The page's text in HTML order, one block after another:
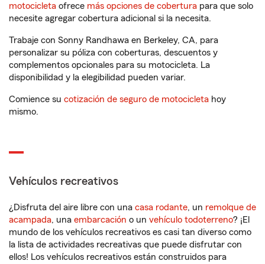
motocicleta ofrece más opciones de cobertura para que solo
necesite agregar cobertura adicional si la necesita.
Trabaje con Sonny Randhawa en Berkeley, CA, para
personalizar su póliza con coberturas, descuentos y
complementos opcionales para su motocicleta. La
disponibilidad y la elegibilidad pueden variar.
Comience su cotización de seguro de motocicleta hoy
mismo.
Vehículos recreativos
¿Disfruta del aire libre con una casa rodante, un remolque de
acampada, una embarcación o un vehículo todoterreno? ¡El
mundo de los vehículos recreativos es casi tan diverso como
la lista de actividades recreativas que puede disfrutar con
ellos! Los vehículos recreativos están construidos para